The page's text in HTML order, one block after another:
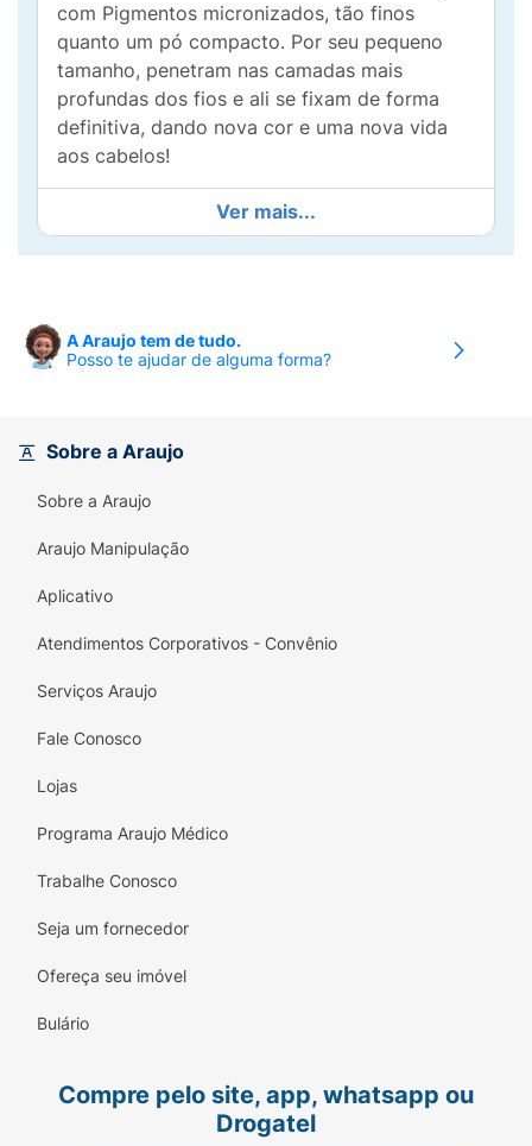
com Pigmentos micronizados, tão finos
quanto um pó compacto. Por seu pequeno
tamanho, penetram nas camadas mais
profundas dos fios e ali se fixam de forma
definitiva, dando nova cor e uma nova vida
aos cabelos!
Ver mais...
A Araujo tem de tudo.
Posso te ajudar de alguma forma?
Sobre a Araujo
Sobre a Araujo
Araujo Manipulação
Aplicativo
Atendimentos Corporativos - Convênio
Serviços Araujo
Fale Conosco
Lojas
Programa Araujo Médico
Trabalhe Conosco
Seja um fornecedor
Ofereça seu imóvel
Bulário
Compre pelo site, app, whatsapp ou
Drogatel